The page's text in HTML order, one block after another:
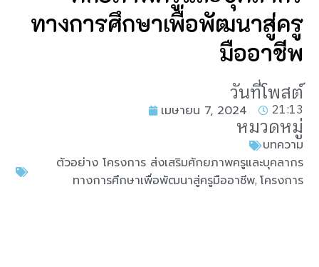
ทางการศึกษาเพื่อพัฒนาสู่ครู
มืออาชีพ
วันที่โพสต์
เมษายน 7, 2024 21:13
หมวดหมู่
บทความ
ตัวอย่าง โครงการ ส่งเสริมศักยภาพครูและบุคลากร
ทางการศึกษาเพื่อพัฒนาสู่ครูมืออาชีพ, โครงการ